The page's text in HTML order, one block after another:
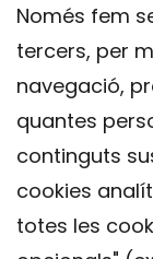
Només fem
tercers, per
navegació,
quantes
continguts
cookies
totes les